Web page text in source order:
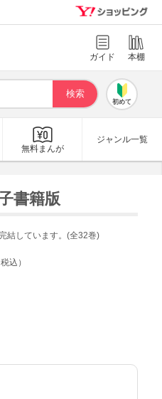
ガイド 本棚
初めて
無料まんが
ジャンル一覧
書籍版
結しています。(全32巻)
込）